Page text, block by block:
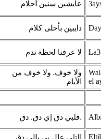
عايشين سنين أحلام
دايبين بأحلى كلام
لا عرفنا لحظة ندم
ولا خوف. ولا خوف من
الأيام
el
قلبي دق إي دق. دق.
التلي عال بي بالي دق